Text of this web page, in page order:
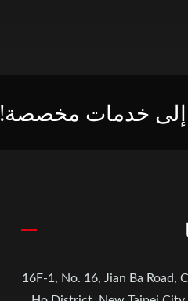
إلى خدمات مخصصة!
16F-1, No. 16, Jian Ba Road,